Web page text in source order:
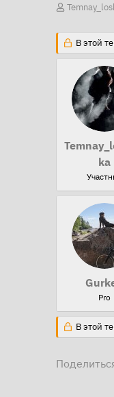
А
т
о
В этой
ka
Pro
В этой